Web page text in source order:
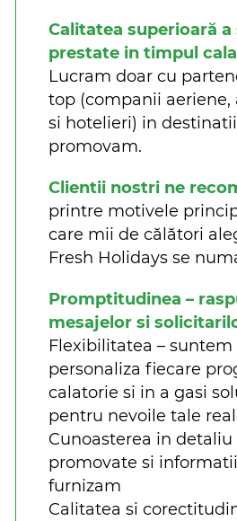
Calitatea superioară
prestate in timpul
Lucram doar cu
top (companii aeriene,
si hotelieri) in
promovam.
Clientii nostri ne
printre motivele
care mii de călători
Fresh Holidays se
Promptitudinea –
mesajelor si
Flexibilitatea – suntem
personaliza fiecare
calatorie si in a gasi
pentru nevoile tale
Cunoasterea in
promovate si
furnizam
Calitatea si